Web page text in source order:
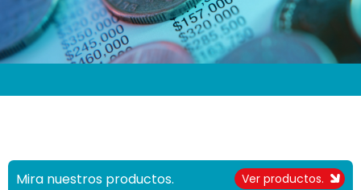
Mira nuestros productos. Ver productos.